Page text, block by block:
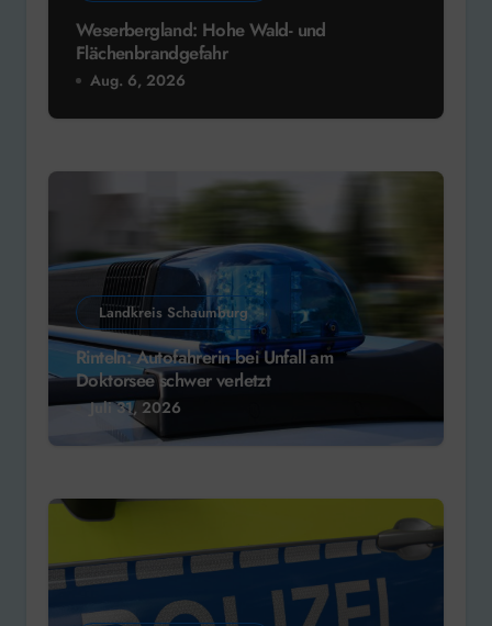
Weserbergland: Hohe Wald- und
Flächenbrandgefahr
Aug. 6, 2026
Landkreis Schaumburg
Rinteln: Autofahrerin bei Unfall am
Doktorsee schwer verletzt
Juli 31, 2026